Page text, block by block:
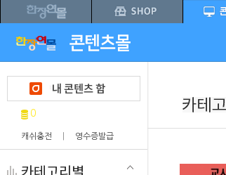
0
캐쉬충전 영수증발급